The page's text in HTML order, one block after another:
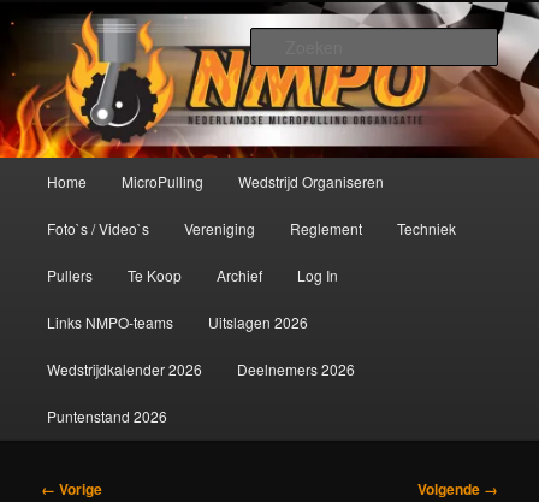
primaire
inhoudNederlandse MicroPulling
Organisatie
De meest krachtige modelbouwsport ter wereld!
Home MicroPulling Wedstrijd Organiseren
Foto`s / Video`s Vereniging Reglement Techniek
Pullers Te Koop Archief Log In
Links NMPO-teams Uitslagen 2026
Wedstrijdkalender 2026 Deelnemers 2026
Puntenstand 2026
Afbeeldingsnavigatie
← Vorige Volgende →